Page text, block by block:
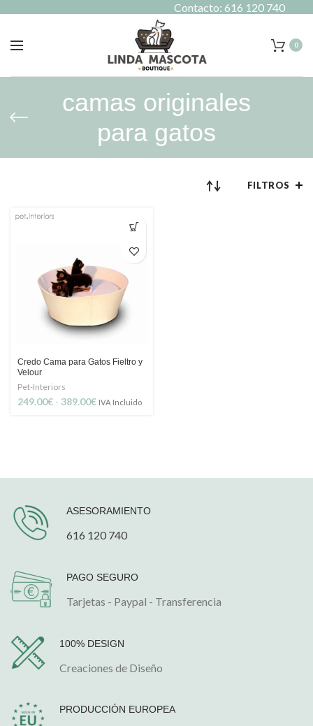
0
camas originales
para gatos
FILTROS
Credo Cama para Gatos Fieltro y
Velour
Pet-Interiors
249.00€ - 389.00€Rango
389.00€
IVA Incluido
ASESORAMIENTO
616 120 740
PAGO SEGURO
Tarjetas - Paypal - Transferencia
100% DESIGN
Creaciones de Diseño
PRODUCCIÓN EUROPEA
Contacto: 616 120 740